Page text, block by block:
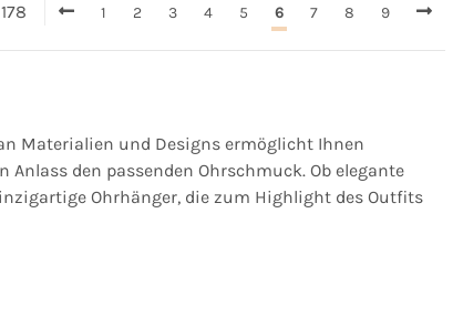
1 2 3 4 5 6 7 8 9
Materialien und Designs ermöglicht Ihnen
den passenden Ohrschmuck. Ob elegante
Ohrhänger, die zum Highlight des Outfits